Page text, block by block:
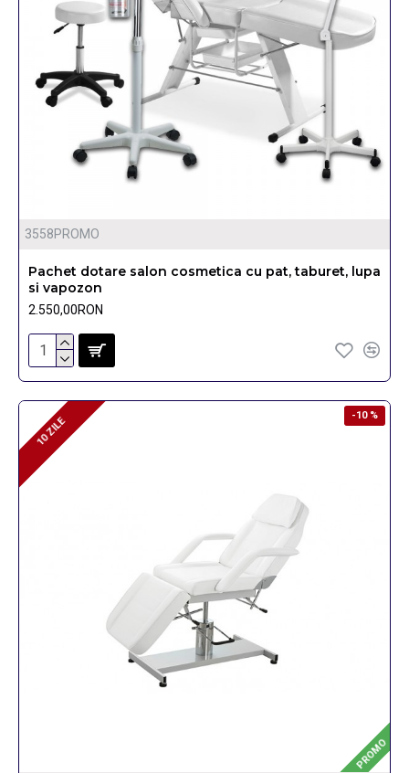
3558PROMO
Pachet dotare salon cosmetica cu pat, taburet, lupa
si vapozon
2.550,00RON
PROMO
-10 %
10 ZILE
10 ZILE